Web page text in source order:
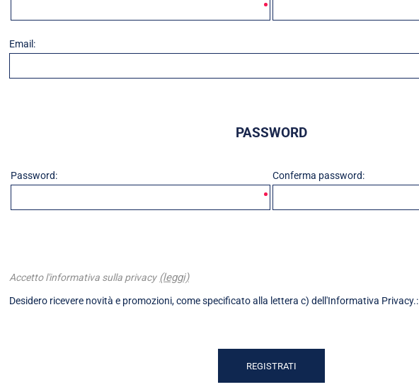
Email:
Desidero ricevere novità e promozioni, come specificato alla lettera c) dell'Informativa Privacy.:
PASSWORD
Password: Conferma password:
Accetto l'informativa sulla privacy (leggi)
REGISTRATI